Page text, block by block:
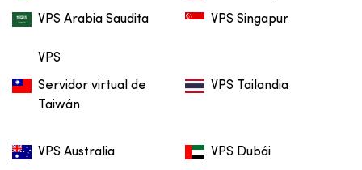
VPS Arabia Saudita
VPS
VPS Singapur
Servidor virtual de
Taiwán
VPS Tailandia
VPS Australia VPS Dubái